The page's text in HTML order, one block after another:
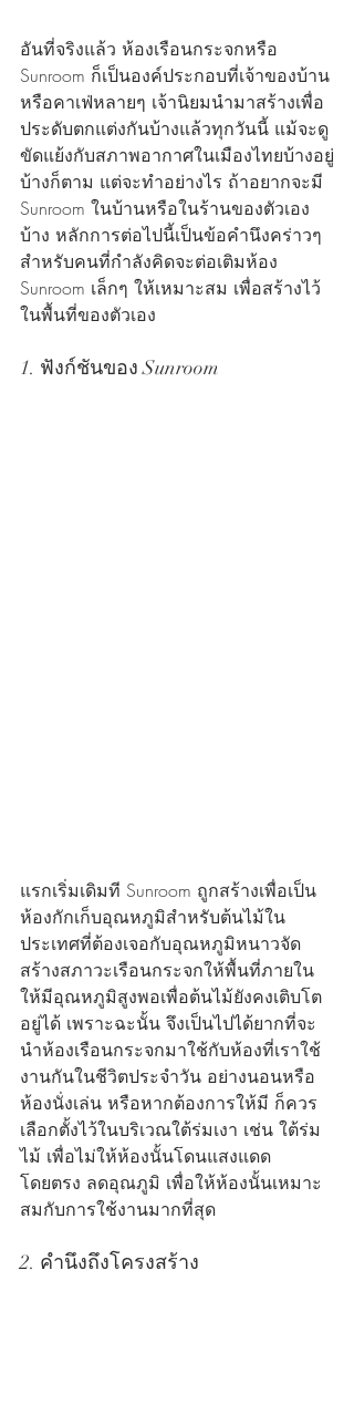
อันที่จริงแล้ว ห้องเรือนกระจกหรือ
Sunroom ก็เป็นองค์ประกอบที่เจ้าของบ้าน
หรือคาเฟ่หลายๆ เจ้านิยมนำมาสร้างเพื่อ
ประดับตกแต่งกันบ้างแล้วทุกวันนี้ แม้จะดู
ขัดแย้งกับสภาพอากาศในเมืองไทยบ้างอยู่
บ้างก็ตาม แต่จะทำอย่างไร ถ้าอยากจะมี
Sunroom ในบ้านหรือในร้านของตัวเอง
บ้าง หลักการต่อไปนี้เป็นข้อคำนึงคร่าวๆ
สำหรับคนที่กำลังคิดจะต่อเติมห้อง
Sunroom เล็กๆ ให้เหมาะสม เพื่อสร้างไว้
ในพื้นที่ของตัวเอง
1. ฟังก์ชันของ Sunroom
แรกเริ่มเดิมที Sunroom ถูกสร้างเพื่อเป็น
ห้องกักเก็บอุณหภูมิสำหรับต้นไม้ใน
ประเทศที่ต้องเจอกับอุณหภูมิหนาวจัด
สร้างสภาวะเรือนกระจกให้พื้นที่ภายใน
ให้มีอุณหภูมิสูงพอเพื่อต้นไม้ยังคงเติบโต
อยู่ได้ เพราะฉะนั้น จึงเป็นไปได้ยากที่จะ
นำห้องเรือนกระจกมาใช้กับห้องที่เราใช้
งานกันในชีวิตประจำวัน อย่างนอนหรือ
ห้องนั่งเล่น หรือหากต้องการให้มี ก็ควร
เลือกตั้งไว้ในบริเวณใต้ร่มเงา เช่น ใต้ร่ม
ไม้ เพื่อไม่ให้ห้องนั้นโดนแสงแดด
โดยตรง ลดอุณภูมิ เพื่อให้ห้องนั้นเหมาะ
สมกับการใช้งานมากที่สุด
2. คำนึงถึงโครงสร้าง